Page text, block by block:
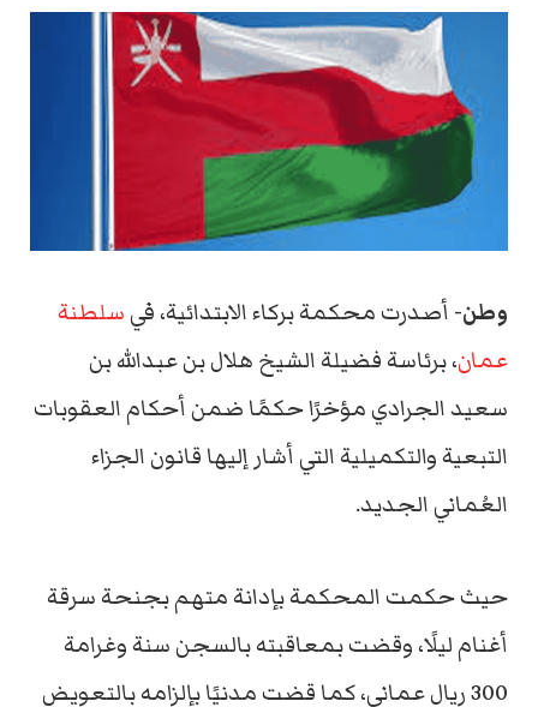
وطن- أصدرت محكمة بركاء الابتدائية، فيسلطنة
عمان، برئاسة فضيلة الشيخ هلال بن عبدالله بن
سعيد الجرادي مؤخرًا حكمًا ضمن أحكام العقوبات
التبعية والتكميلية التي أشار إليها قانون الجزاء
العُماني الجديد.
حيث حكمت المحكمة بإدانة متهم بجنحة سرقة
أغنام ليلًا، وقضت بمعاقبته بالسجن سنة وغرامة
300 ريال عماني، كما قضت مدنيًا بإلزامه بالتعويض